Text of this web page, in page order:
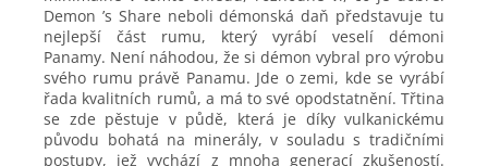
Demon ’s Share neboli démonská daň představuje tu
nejlepší část rumu, který vyrábí veselí démoni
Panamy. Není náhodou, že si démon vybral pro výrobu
svého rumu právě Panamu. Jde o zemi, kde se vyrábí
řada kvalitních rumů, a má to své opodstatnění. Třtina
se zde pěstuje v půdě, která je díky vulkanickému
původu bohatá na minerály, v souladu s tradičními
postupy, jež vychází z mnoha generací zkušeností.